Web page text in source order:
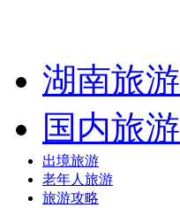
湖南旅游
国内旅游
出境旅游
老年人旅游
旅游攻略